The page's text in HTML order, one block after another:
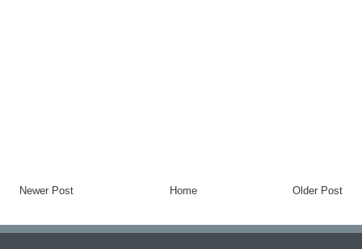
Newer Post Older Post
Home